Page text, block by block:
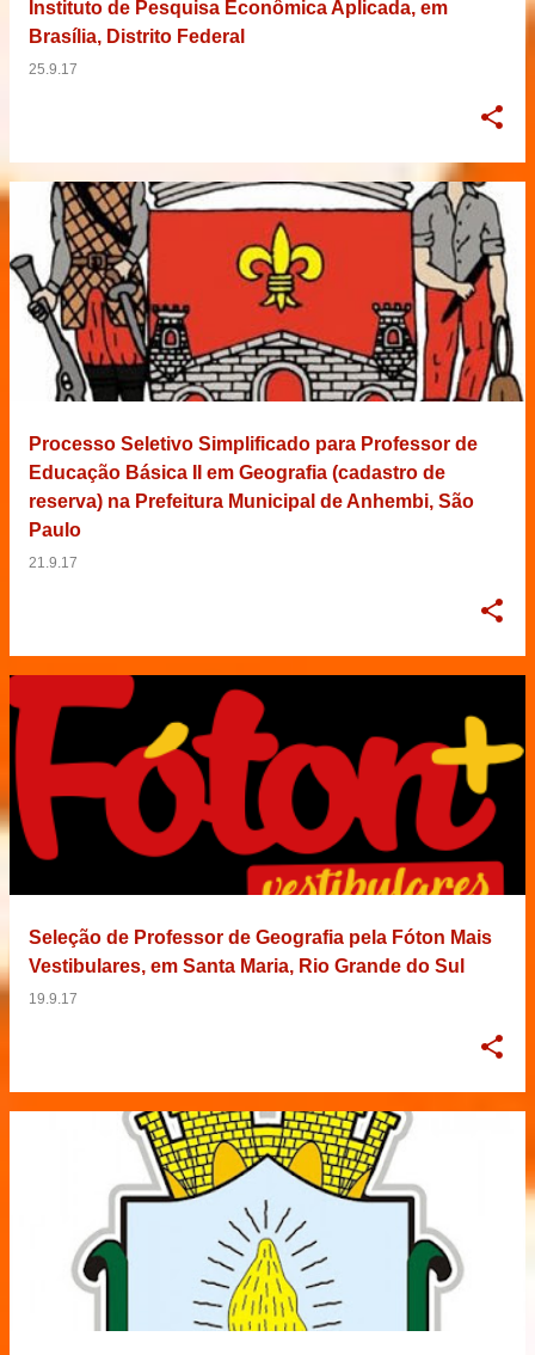
Instituto de Pesquisa Econômica Aplicada, em
Brasília, Distrito Federal
25.9.17
Processo Seletivo Simplificado para Professor de
Educação Básica II em Geografia (cadastro de
reserva) na Prefeitura Municipal de Anhembi, São
Paulo
21.9.17
Seleção de Professor de Geografia pela Fóton Mais
Vestibulares, em Santa Maria, Rio Grande do Sul
19.9.17